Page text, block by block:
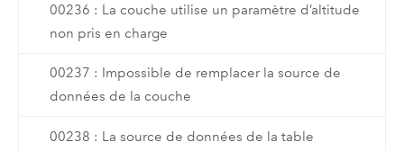
00236 : La couche utilise un paramètre d’altitude
non pris en charge
00237 : Impossible de remplacer la source de
données de la couche
00238 : La source de données de la table